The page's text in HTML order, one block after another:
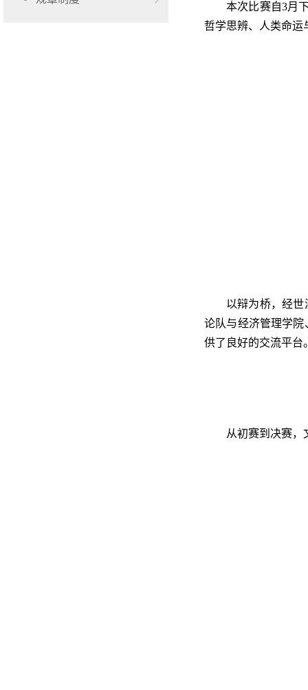
本次比赛自3月
哲学思辨、人类命运
以辩为桥，经世
论队与经济管理学
供了良好的交流平台
从初赛到决赛，